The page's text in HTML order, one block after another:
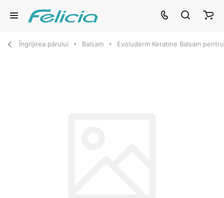
Îngrijirea părului Balsam Evoluderm Keratine Balsam